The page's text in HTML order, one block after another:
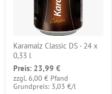
Karamalz Classic DS - 24 x
0,33 l
Preis: 23,99 €
zzgl. 6,00 € Pfand
Grundpreis: 3,03 €/pro
l